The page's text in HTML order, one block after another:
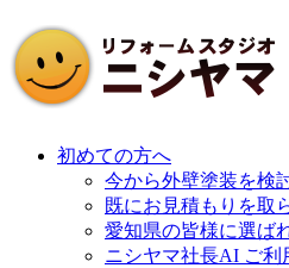
初めての方へ
今から外壁塗装を検
既にお見積もりを取
愛知県の皆様に選ば
ニシヤマ社長AI ご利